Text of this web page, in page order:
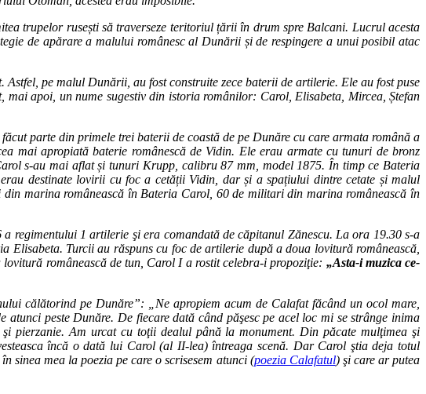
trupelor rusești să traverseze teritoriul țării în drum spre Balcani. Lucrul acesta
de apărare a malului românesc al Dunării și de respingere a unui posibil atac
pe malul Dunării, au fost construite zece baterii de artilerie. Ele au fost puse
apoi, un nume sugestiv din istoria românilor: Carol, Elisabeta, Mircea, Ștefan
parte din primele trei baterii de coastă de pe Dunăre cu care armata română a
mai apropiată baterie românescă de Vidin. Ele erau armate cu tunuri de bronz
s-au mai aflat și tunuri Krupp, calibru 87 mm, model 1875. În timp ce Bateria
destinate lovirii cu foc a cetății Vidin, dar și a spațiului dintre cetate și malul
marina românească în Bateria Carol, 60 de militari din marina românească în
regimentului 1 artilerie şi era comandată de căpitanul Zănescu. La ora 19.30 s-a
Turcii au răspuns cu foc de artilerie după a doua lovitură românească,
românească de tun, Carol I a rostit celebra-i propoziţie: „Asta-i muzica ce-
călătorind pe Dunăre”: „Ne apropiem acum de Calafat făcând un ocol mare,
peste Dunăre. De fiecare dată când păşesc pe acel loc mi se strânge inima
pierzanie. Am urcat cu toţii dealul până la monument. Din păcate mulţimea şi
încă o dată lui Carol (al II-lea) întreaga scenă. Dar Carol ştia deja totul
sinea mea la poezia pe care o scrisesem atunci (poezia Calafatul) şi care ar putea